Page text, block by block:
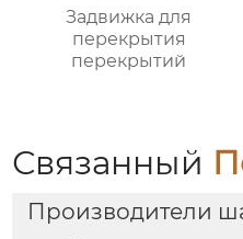
Задвижка для
перекрытия
перекрытий
Связанный
Производители